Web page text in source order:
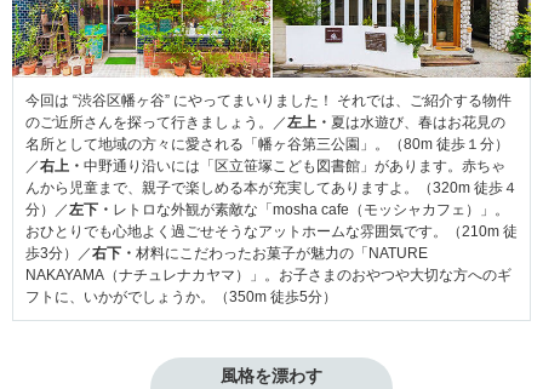
今回は “渋谷区幡ヶ谷” にやってまいりました！ それでは、ご紹介する物件
のご近所さんを探って行きましょう。
／左上・ 夏は水遊び、春はお花見の
名所として地域の方々に愛される 「幡ヶ谷第三公園」 。（80m 徒歩１分）
／右上・ 中野通り沿いには「区立笹塚こども図書館」があります。赤ちゃ
んから児童まで、親子で楽しめる本が充実してありますよ。（320m 徒歩４
分）／左下・ レトロな外観が素敵な「mosha cafe（モッシャカフェ）」。
おひとりでも心地よく過ごせそうなアットホームな雰囲気です。（210m 徒
歩3分）／右下・ 材料にこだわったお菓子が魅力の「NATURE
NAKAYAMA（ナチュレナカヤマ）」。お子さまのおやつや大切な方へのギ
フトに、いかがでしょうか。（350m 徒歩5分）
風格を漂わす